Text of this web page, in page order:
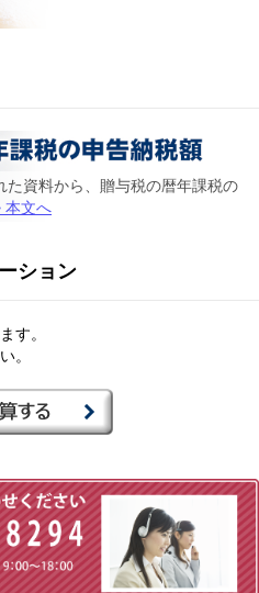
た資料から、贈与税の暦年課税の
本文へ
ション
す。
。